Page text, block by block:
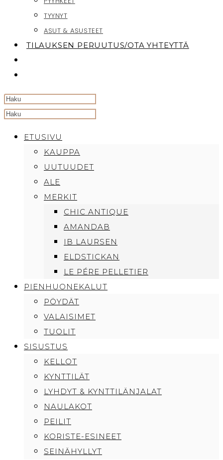
TYYNYT
ASUT & ASUSTEET
TILAUKSEN PERUUTUS/OTA YHTEYTTÄ
Search
websiteETUSIVU
KAUPPA
UUTUUDET
ALE
MERKIT
CHIC ANTIQUE
AMANDAB
IB LAURSEN
ELDSTICKAN
LE PÉRE PELLETIER
PIENHUONEKALUT
PÖYDÄT
VALAISIMET
TUOLIT
SISUSTUS
KELLOT
KYNTTILÄT
LYHDYT & KYNTTILÄNJALAT
NAULAKOT
PEILIT
KORISTE-ESINEET
SEINÄHYLLYT